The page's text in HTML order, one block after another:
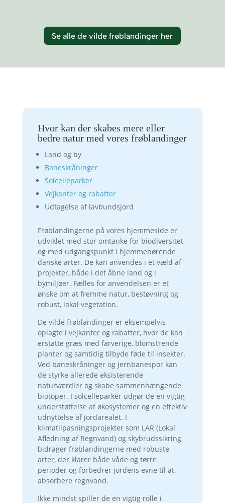
Se alle de vilde frøblandinger her
Hvor kan der skabes mere eller
bedre natur med vores frøblandinger
Land og by
Baneskråninger
Solcelleparker
Vejkanter og rabatter
Udtagelse af lavbundsjord
Frøblandingerne på vores hjemmeside er
udviklet med stor omtanke for biodiversitet
og med udgangspunkt i hjemmehørende
danske arter. De kan anvendes i et væld af
projekter, både i det åbne land og i
bymiljøer. Fælles for anvendelsen er et
ønske om at fremme natur, bestøvning og
robust, lokal vegetation.
De vilde frøblandinger er eksempelvis
oplagte i vejkanter og rabatter, hvor de kan
erstatte græs med farverige, blomstrende
planter og samtidig tilbyde føde til insekter.
Ved baneskråninger og jernbanespor kan
de styrke allerede eksisterende
naturværdier og skabe sammenhængende
biotoper. I solcelleparker udgør de en vigtig
understøttelse af økosystemer og en effektiv
udnyttelse af jordarealet. I
klimatilpasningsprojekter som LAR (Lokal
Afledning af Regnvand) og skybrudssikring
bidrager frøblandingerne med robuste
arter, der klarer både våde og tørre
perioder og forbedrer jordens evne til at
absorbere regnvand.
Ikke mindst spiller de en vigtig rolle i